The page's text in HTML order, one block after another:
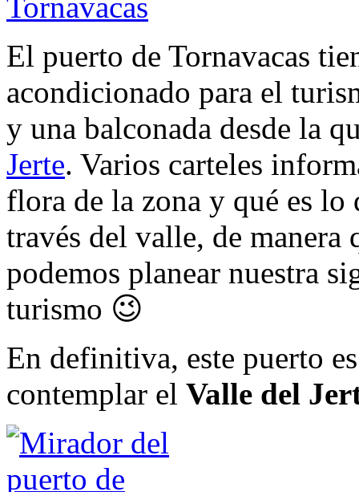
El puerto de Tornavacas
acondicionado para el
y una balconada desde la
Jerte. Varios carteles
flora de la zona y qué es lo
través del valle, de manera
podemos planear nuestra
turismo 😉
En definitiva, este puerto
contemplar el Valle del